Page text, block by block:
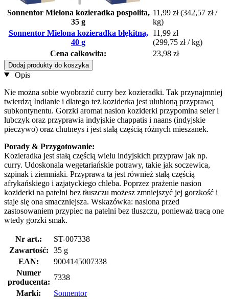
Sonnentor Mielona kozieradka pospolita,
35 g
11,99 zł (342,57 zł /
kg)
Sonnentor Mielona kozieradka błękitna,
40 g
11,99 zł
(299,75 zł / kg)
Cena całkowita:
23,98 zł
Dodaj produkty do koszyka
Opis
Nie można sobie wyobrazić curry bez kozieradki. Tak przynajmniej
twierdzą Indianie i dlatego też koziderka jest ulubioną przyprawą
subkontynentu. Gorzki aromat nasion koziderki przypomina seler i
lubczyk oraz przyprawia indyjskie chappatis i naans (indyjskie
pieczywo) oraz chutneys i jest stałą częścią różnych mieszanek.
Porady & Przygotowanie:
Kozieradka jest stałą częścią wielu indyjskich przypraw jak np.
curry. Udoskonala wegetariańskie potrawy, takie jak soczewica,
szpinak i ziemniaki. Przyprawa ta jest również stałą częścią
afrykańskiego i azjatyckiego chleba. Poprzez prażenie nasion
koziderki na patelni bez tłuszczu możesz zmniejszyć jej gorzkość i
staje się ona smaczniejsza. Wskazówka: nasiona przed
zastosowaniem przypiec na patelni bez tłuszczu, ponieważ tracą one
wtedy gorzki smak.
Nr art.:
ST-007338
Zawartość:
35 g
EAN:
9004145007338
Numer
producenta:
7338
Marki:
Sonnentor